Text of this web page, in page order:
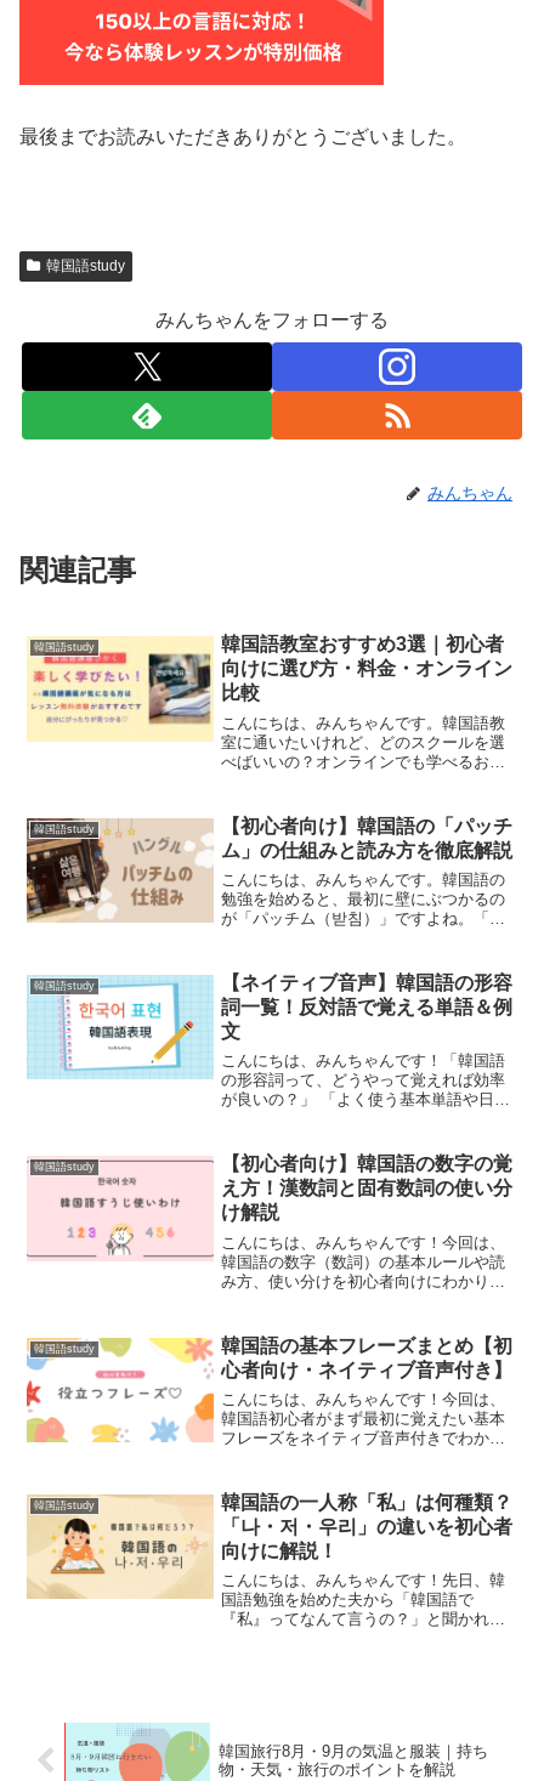
最後までお読みいただきありがとうございました。
韓国語study
みんちゃんをフォローする
みんちゃん
関連記事
韓国語study
韓国語教室おすすめ3選｜初心者
向けに選び方・料金・オンライン
比較
こんにちは、みんちゃんです。韓国語教
室に通いたいけれど、どのスクールを選
べばいいの？オンラインでも学べるおす
お持ちの方は多いと思います。韓国語ス
クールも種類が多いため、...
韓国語study
【初心者向け】韓国語の「パッチ
ム」の仕組みと読み方を徹底解説
こんにちは、みんちゃんです。韓国語の
勉強を始めると、最初に壁にぶつかるの
が「パッチム（받침）」ですよね。「パ
いの？」と混乱してしまう方も多いので
はないでしょうか？実は、...
韓国語study
【ネイティブ音声】韓国語の形容
詞一覧！反対語で覚える単語＆例
文
こんにちは、みんちゃんです！「韓国語
の形容詞って、どうやって覚えれば効率
が良いの？」 「よく使う基本単語や日常
は、「反対語（対義語）ペア」でセット
にして覚えると、頭に定着...
韓国語study
【初心者向け】韓国語の数字の覚
え方！漢数詞と固有数詞の使い分
け解説
こんにちは、みんちゃんです！今回は、
韓国語の数字（数詞）の基本ルールや読
み方、使い分けを初心者向けにわかりや
詞」がよくわからない場面ごとの使い分
けを知りたい！そんな悩み...
韓国語study
韓国語の基本フレーズまとめ【初
心者向け・ネイティブ音声付き】
こんにちは、みんちゃんです！今回は、
韓国語初心者がまず最初に覚えたい基本
フレーズをネイティブ音声付きでわかり
使える実用的な表現ばかりを集めまし
た。 繰り返し音声を聞いて口...
韓国語study
韓国語の一人称「私」は何種類？
「나・저・우리」の違いを初心者
向けに解説！
こんにちは、みんちゃんです！先日、韓
国語勉強を始めた夫から「韓国語で
『私』ってなんて言うの？」と聞かれた
韓国旅行8月・9月の気温と服装｜持ち
物・天気・旅行のポイントを解説